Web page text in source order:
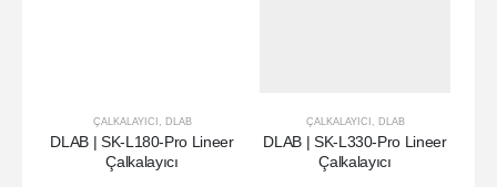
ÇALKALAYICI , DLAB
DLAB | SK-L180-Pro Lineer
Çalkalayıcı
ÇALKALAYICI , DLAB
DLAB | SK-L330-Pro Lineer
Çalkalayıcı